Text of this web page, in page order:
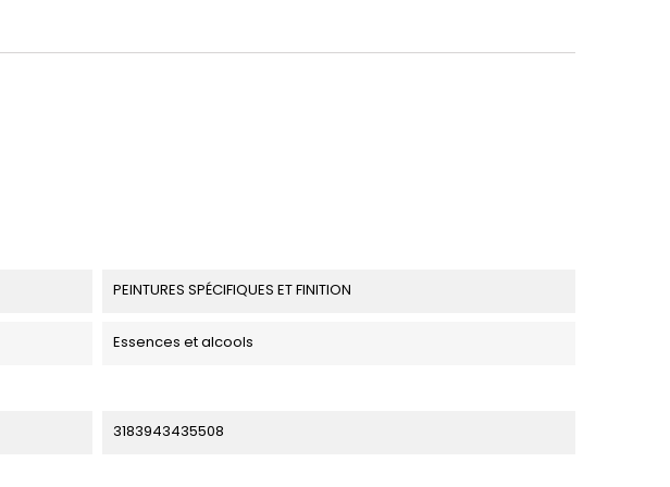
PEINTURES SPÉCIFIQUES ET FINITION
Essences et alcools
3183943435508